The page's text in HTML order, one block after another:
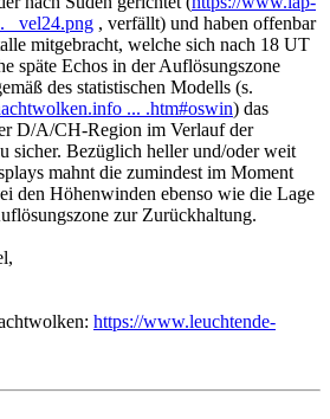
_vel24.png , verfällt) und haben offenbar
mitgebracht, welche sich nach 18 UT
späte Echos in der Auflösungszone
des statistischen Modells (s.
... .htm#oswin) das
D/A/CH-Region im Verlauf der
sicher. Bezüglich heller und/oder weit
mahnt die zumindest im Moment
den Höhenwinden ebenso wie die Lage
zur Zurückhaltung.
https://www.leuchtende-